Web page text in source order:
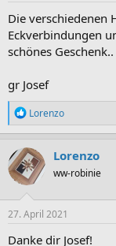
:
Die verschiedenen
Eckverbindungen
schönes Geschenk..
gr Josef
R
e
a
k
t
i
o
n
e
:
Lorenzo
Lorenzo
ww-robinie
27. April 2021
Danke dir Josef!